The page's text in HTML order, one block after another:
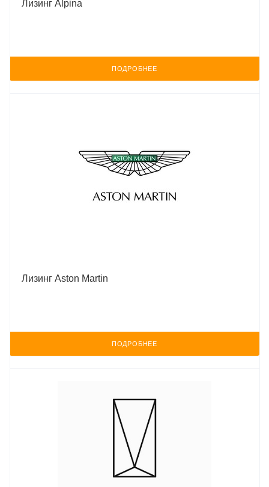
Лизинг Alpina
ПОДРОБНЕЕ
Лизинг Aston Martin
ПОДРОБНЕЕ